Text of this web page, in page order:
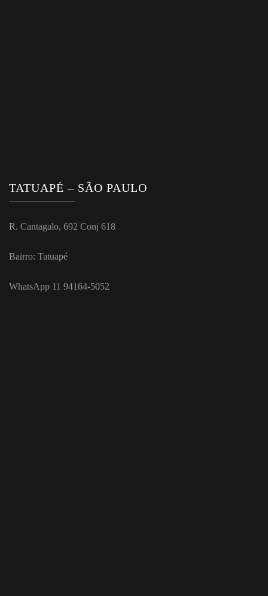
TATUAPÉ – SÃO PAULO
R. Cantagalo, 692 Conj 618
Bairro: Tatuapé
WhatsApp 11 94164-5052